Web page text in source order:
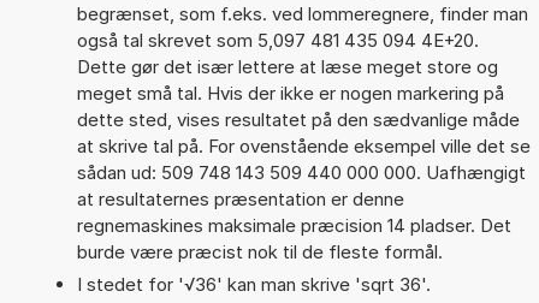
begrænset, som f.eks. ved lommeregnere, finder man
også tal skrevet som 5,097 481 435 094 4E+20.
Dette gør det især lettere at læse meget store og
meget små tal. Hvis der ikke er nogen markering på
dette sted, vises resultatet på den sædvanlige måde
at skrive tal på. For ovenstående eksempel ville det se
sådan ud: 509 748 143 509 440 000 000. Uafhængigt
at resultaternes præsentation er denne
regnemaskines maksimale præcision 14 pladser. Det
burde være præcist nok til de fleste formål.
I stedet for '√36' kan man skrive 'sqrt 36'.